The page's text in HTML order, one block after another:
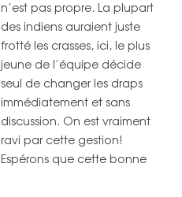
n’est pas propre. La plupart
des indiens auraient juste
frotté les crasses, ici, le plus
jeune de l’équipe décide
seul de changer les draps
immédiatement et sans
discussion. On est vraiment
ravi par cette gestion!
Espérons que cette bonne